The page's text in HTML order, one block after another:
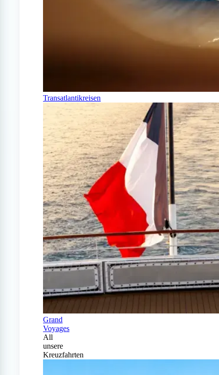
Transatlantikreisen
Grand
Voyages
All
unsere
Kreuzfahrten